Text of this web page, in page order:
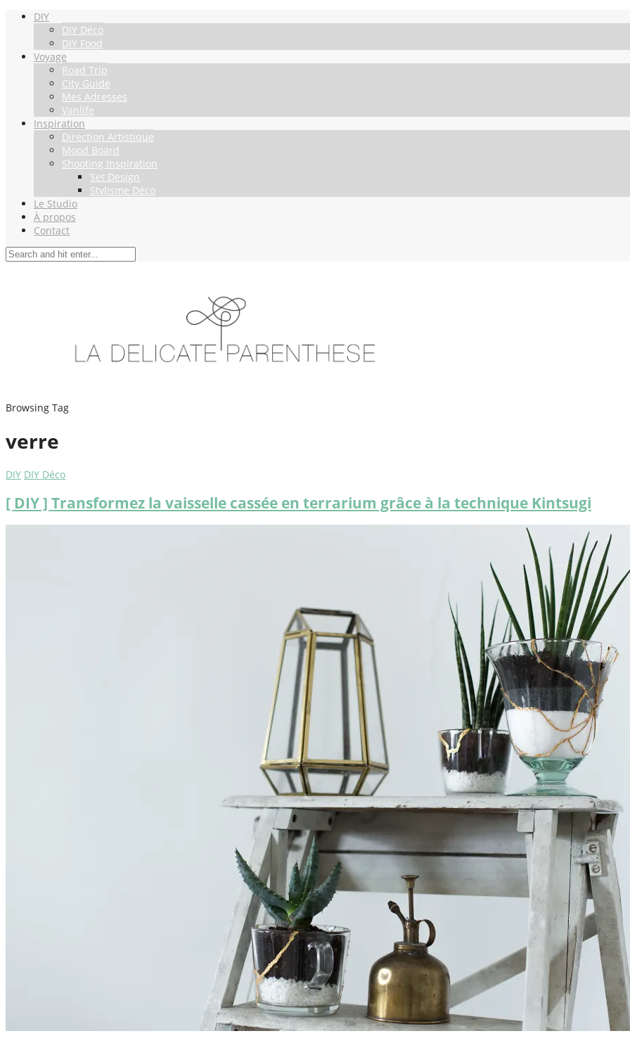
DIY
DIY Déco
DIY Food
Voyage
Road Trip
City Guide
Mes Adresses
Vanlife
Inspiration
Direction Artistique
Mood Board
Shooting Inspiration
Set Design
Stylisme Déco
Le Studio
À propos
Contact
Browsing Tag
verre
DIY DIY Déco
[ DIY ] Transformez la vaisselle cassée en terrarium grâce à la technique Kintsugi